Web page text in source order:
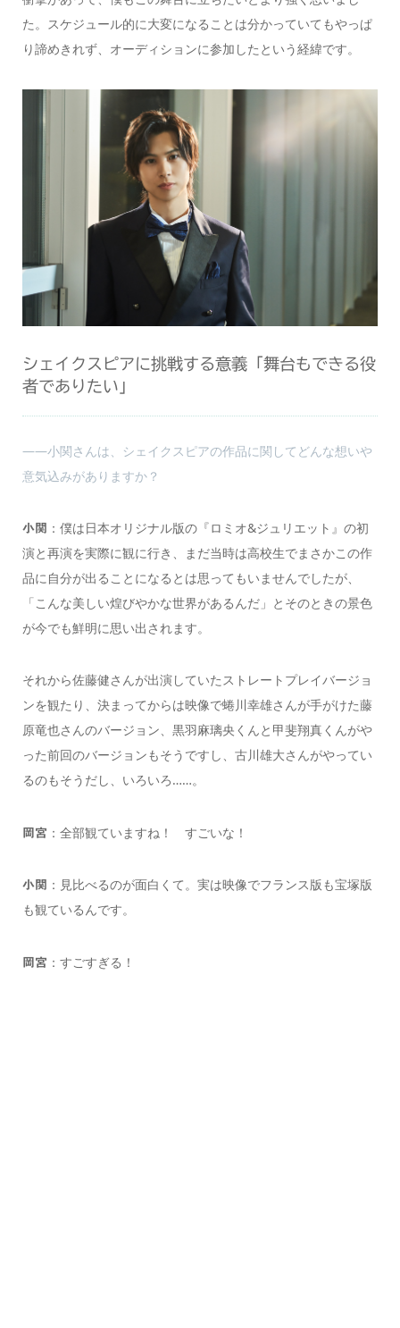
た。スケジュール的に大変になることは分かっていてもやっぱ
り諦めきれず、オーディションに参加したという経緯です。
シェイクスピアに挑戦する意義「舞台もできる役
者でありたい」
――小関さんは、シェイクスピアの作品に関してどんな想いや
意気込みがありますか？
小関 ：僕は日本オリジナル版の『ロミオ&ジュリエット』の初
演と再演を実際に観に行き、まだ当時は高校生でまさかこの作
品に自分が出ることになるとは思ってもいませんでしたが、
「こんな美しい煌びやかな世界があるんだ」とそのときの景色
が今でも鮮明に思い出されます。
それから佐藤健さんが出演していたストレートプレイバージョ
ンを観たり、決まってからは映像で蜷川幸雄さんが手がけた藤
原竜也さんのバージョン、黒羽麻璃央くんと甲斐翔真くんがや
った前回のバージョンもそうですし、古川雄大さんがやってい
るのもそうだし、いろいろ……。
岡宮 ：全部観ていますね！ すごいな！
小関 ：見比べるのが面白くて。実は映像でフランス版も宝塚版
も観ているんです。
岡宮 ：すごすぎる！